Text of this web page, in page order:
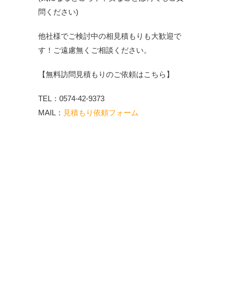
問ください)
他社様でご検討中の相見積もりも大歓迎で
す！ご遠慮無くご相談ください。
【無料訪問見積もりのご依頼はこちら】
TEL：0574-42-9373
MAIL： 見積もり依頼フォーム